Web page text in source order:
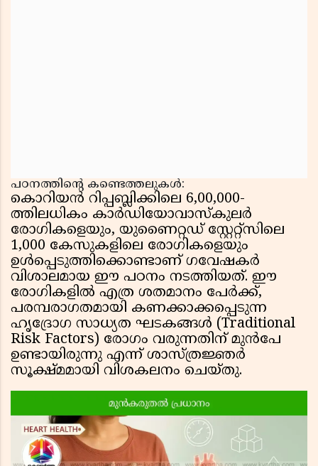
പഠനത്തിന്റെ കണ്ടെത്തലുകൾ:
കൊറിയൻ റിപ്പബ്ലിക്കിലെ 6,00,000-
ത്തിലധികം കാർഡിയോവാസ്കുലർ
രോഗികളെയും, യുണൈറ്റഡ് സ്റ്റേറ്റ്സിലെ
1,000 കേസുകളിലെ രോഗികളെയും
ഉൾപ്പെടുത്തിക്കൊണ്ടാണ് ഗവേഷകർ
വിശാലമായ ഈ പഠനം നടത്തിയത്. ഈ
രോഗികളിൽ എത്ര ശതമാനം പേർക്ക്,
പരമ്പരാഗതമായി കണക്കാക്കപ്പെടുന്ന
ഹൃദ്രോഗ സാധ്യത ഘടകങ്ങൾ (Traditional
Risk Factors) രോഗം വരുന്നതിന് മുൻപേ
ഉണ്ടായിരുന്നു എന്ന് ശാസ്ത്രജ്ഞർ
സൂക്ഷ്മമായി വിശകലനം ചെയ്തു.